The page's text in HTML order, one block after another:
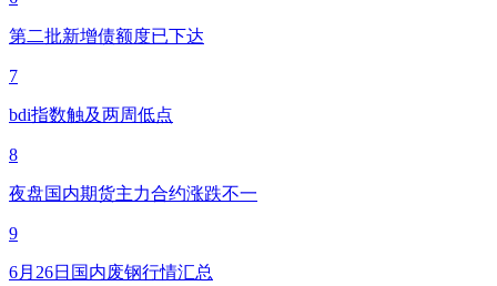
第二批新增债额度已下达
7
bdi指数触及两周低点
8
夜盘国内期货主力合约涨跌不一
9
6月26日国内废钢行情汇总